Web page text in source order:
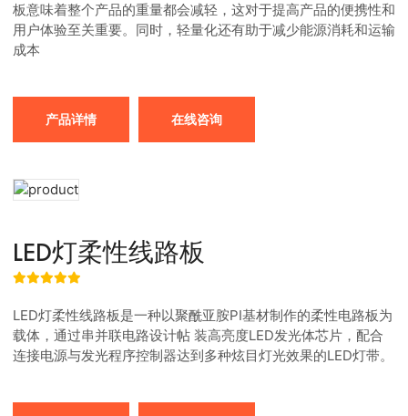
板意味着整个产品的重量都会减轻，这对于提高产品的便携性和
用户体验至关重要。同时，轻量化还有助于减少能源消耗和运输
成本
产品详情 在线咨询
LED灯柔性线路板
LED灯柔性线路板是一种以聚酰亚胺PI基材制作的柔性电路板为
载体，通过串并联电路设计帖 装高亮度LED发光体芯片，配合
连接电源与发光程序控制器达到多种炫目灯光效果的LED灯带。